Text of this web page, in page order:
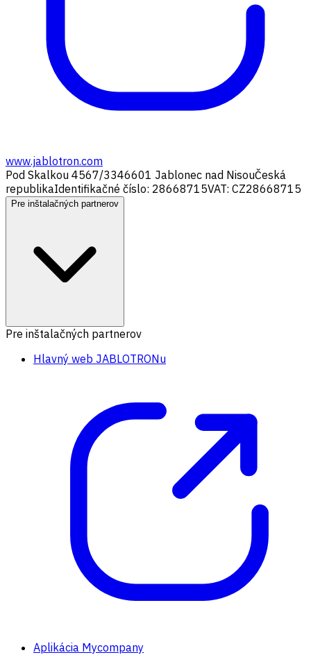
www.jablotron.com
Pod Skalkou 4567/3346601 Jablonec nad NisouČeská
republikaIdentifikačné číslo: 28668715VAT: CZ28668715
Pre inštalačných partnerov
Pre inštalačných partnerov
Hlavný web JABLOTRONu
Aplikácia Mycompany